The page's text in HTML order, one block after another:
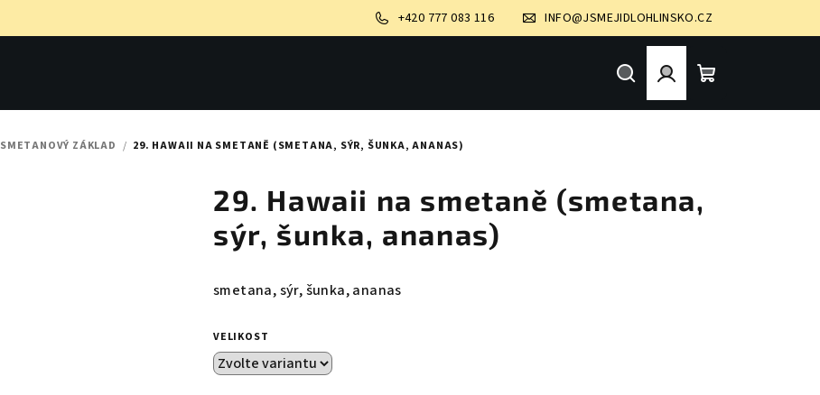
+420 777 083 116 INFO@JSMEJIDLOHLINSKO.CZ
HledatPřihlášení
SMETANOVÝ ZÁKLAD / 29. HAWAII NA SMETANĚ (SMETANA, SÝR, ŠUNKA, ANANAS)
29. Hawaii na smetaně (smetana,
sýr, šunka, ananas)
smetana, sýr, šunka, ananas
VELIKOST